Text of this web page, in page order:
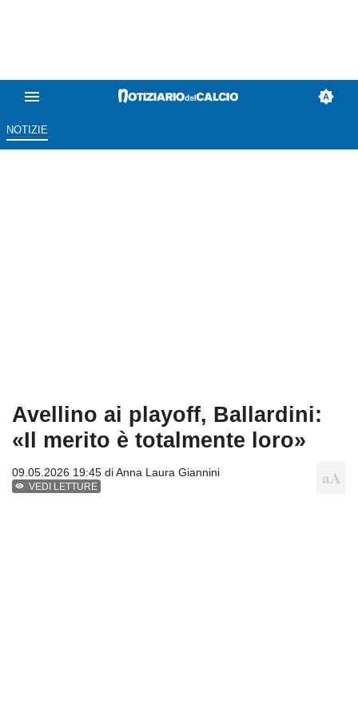
NOTIZIE
Avellino ai playoff, Ballardini:
«Il merito è totalmente loro»
09.05.2026 19:45 diAnna Laura Giannini
VEDI LETTURE